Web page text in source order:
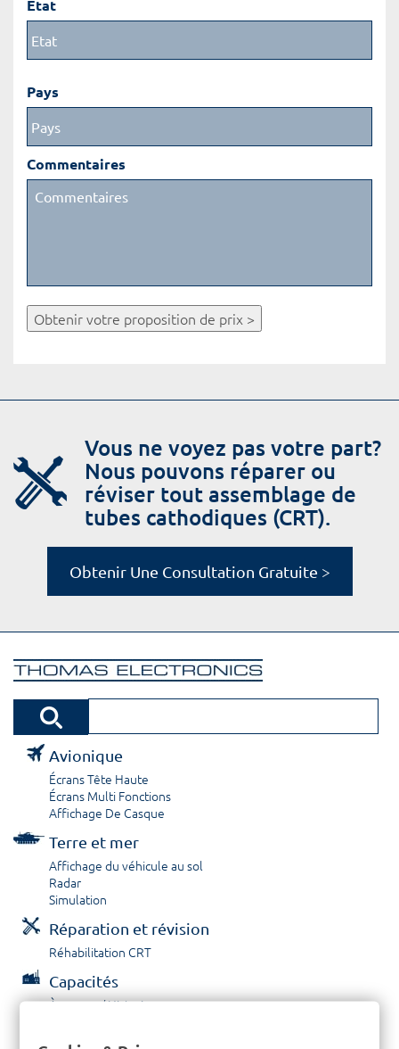
Etat
Pays
Commentaires
Obtenir votre proposition de prix >
Vous ne voyez pas votre part?
Nous pouvons réparer ou
réviser tout assemblage de
tubes cathodiques (CRT).
Obtenir Une Consultation Gratuite >
Avionique
Écrans Tête Haute
Écrans Multi Fonctions
Affichage De Casque
Terre et mer
Affichage du véhicule au sol
Radar
Simulation
Réparation et révision
Réhabilitation CRT
Capacités
À propos / Historique